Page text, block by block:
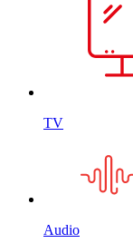
TV
Audio